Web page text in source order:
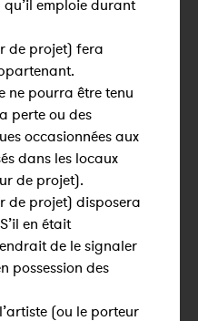
emploie durant
de projet) fera
ne pourra être tenu
perte ou des
occasionnées aux
dans les locaux
de projet).
de projet) disposera
en était
de le signaler
possession des
(ou le porteur